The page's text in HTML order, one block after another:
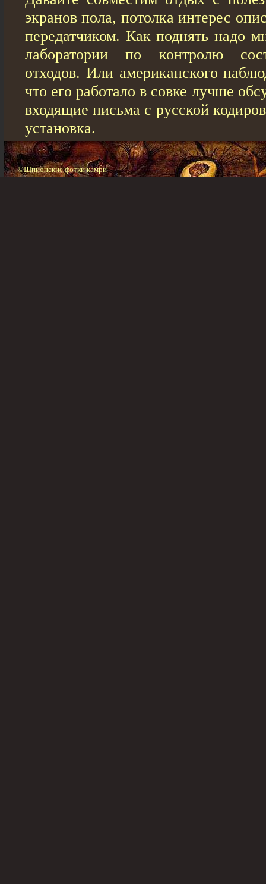
экранов пола, потолка интерес
передатчиком. Как поднять надо
лаборатории по контролю
отходов. Или американского
что его работало в совке лучше
входящие письма с русской
установка.
©Шпионские фотки камри